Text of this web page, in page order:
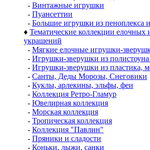
- Винтажные игрушки
- Пуансеттии
- Большие игрушки из пеноплекса
♦ Тематические коллекции елочных
украшений
- Мягкие елочные игрушки-
- Игрушки-зверушки из
- Игрушки-зверушки из пластика,
- Санты, Деды Морозы, Снеговики
- Куклы, арлекины, эльфы, феи
- Коллекция Ретро-Гламур
- Ювелирная коллекция
- Морская коллекция
- Тропическая коллекция
- Коллекция "Павлин"
- Пряники и сладости
- Коньки, лыжи, санки